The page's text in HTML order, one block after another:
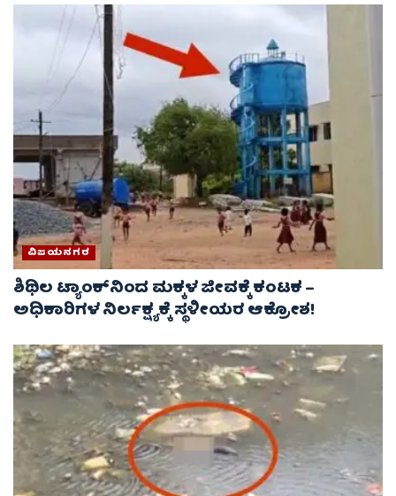
ವಿಜಯನಗರ
ಶಿಥಿಲ ಟ್ಯಾಂಕ್‌ನಿಂದ ಮಕ್ಕಳ ಜೀವಕ್ಕೆ ಕಂಟಕ –
ಅಧಿಕಾರಿಗಳ ನಿರ್ಲಕ್ಷ್ಯಕ್ಕೆ ಸ್ಥಳೀಯರ ಆಕ್ರೋಶ!